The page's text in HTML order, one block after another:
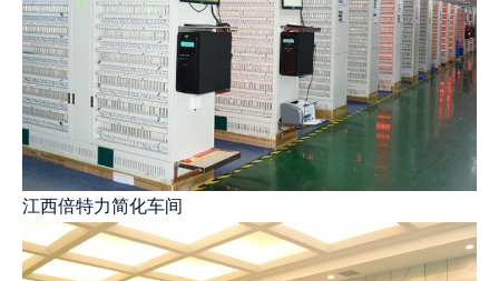
江西倍特力简化车间